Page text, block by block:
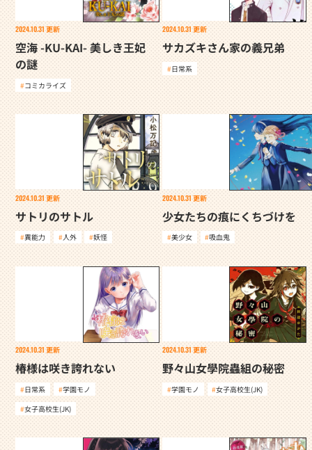
2024.10.31 更新
空海 -KU-KAI- 美しき王妃
の謎
コミカライズ
2024.10.31 更新
サカズキさん家の義兄弟
日常系
2024.10.31 更新
サトリのサトル
異能力 人外 妖怪
2024.10.31 更新
少女たちの痕にくちづけを
美少女 吸血鬼
2024.10.31 更新
椿様は咲き誇れない
日常系
学園モノ
女子高校生(JK)
2024.10.31 更新
野々山女學院蟲組の秘密
学園モノ 女子高校生(JK)